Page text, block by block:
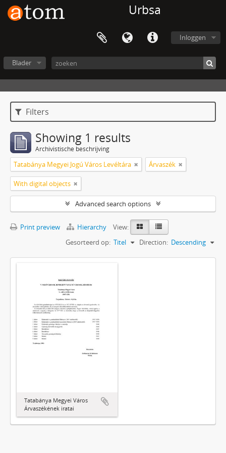
Urbsa
Inloggen
Blader
Filters
Showing 1 results
Archivistische beschrijving
Tatabánya Megyei Jogú Város Levéltára Árvaszék
With digital objects
Advanced search options
Print preview Hierarchy
View:
Gesorteerd op: Titel Direction: Descending
Tatabánya Megyei Város
Árvaszékének iratai